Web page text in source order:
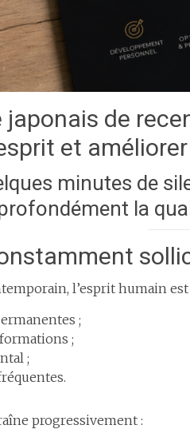
japonais de
et
minutes de
la
l’esprit humain
;
;
;
progressivement :